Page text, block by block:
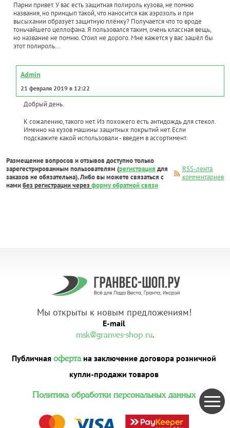
Парни привет. У вас есть защитная полироль кузова, не помню
названия, но принцып такой, что наносится как аэрозоль и при
высыхании образует защитную плёнку? Получается что то вроде
тоньчайшего целлофана. Я пользовался таким, очень классная вещь,
но название не помню. Стоил не дорого. Мне кажется у вас зашёл бы
этот полироль...
Admin
21 февраля 2019 в 12:22
Добрый день.
К сожалению, такого нет. Из похожего есть антидождь для стекол.
Именно на кузов машины защитных покрытий нет. Если
подскажите какой использовали - введем в ассортимент.
Размещение вопросов и отзывов доступно только
зарегестрированным пользователям (регистрация для
заказов не обязательна). Либо вы можете связаться с
намибез регистрации через форму обратной связи
RSS-лента
комментариев
Мы открыты к новым предложениям!
E-mail
msk@granves-shop.ru.
Публичная офертана заключение договора розничной
купли-продажи товаров
Политика обработки персональных данных